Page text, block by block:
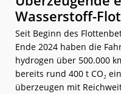
Wasserstoff-
Seit Beginn des
Ende 2024 haben die
hydrogen über 500.000
bereits rund 400 t CO₂
überzeugen mit